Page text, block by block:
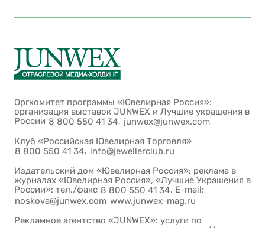
Оргкомитет программы «Ювелирная Россия»:
организация выставок JUNWEX и Лучшие украшения в
России 8 800 550 41 34, junwex@junwex.com
Клуб «Российская Ювелирная Торговля»
8 800 550 41 34, info@jewellerclub.ru
Издательский дом «Ювелирная Россия»: реклама в
журналах «Ювелирная Россия», «Лучшие Украшения в
России»: тел./факс 8 800 550 41 34. E-mail:
noskova@junwex.com www.junwex-mag.ru
Рекламное агентство «JUNWEX»: услуги по